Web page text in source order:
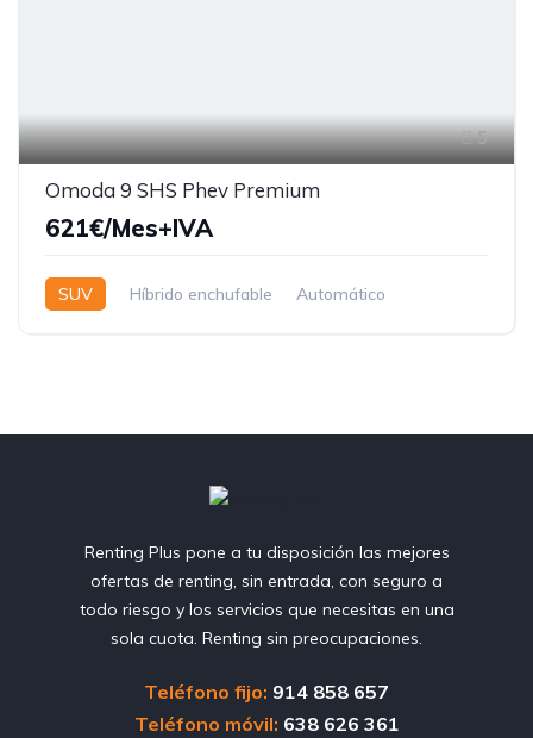
5
Omoda 9 SHS Phev Premium
621€/Mes+IVA
SUV Híbrido enchufable Automático
Renting Plus pone a tu disposición las mejores
ofertas de renting, sin entrada, con seguro a
todo riesgo y los servicios que necesitas en una
sola cuota. Renting sin preocupaciones.
Teléfono fijo: 914 858 657
Teléfono móvil: 638 626 361